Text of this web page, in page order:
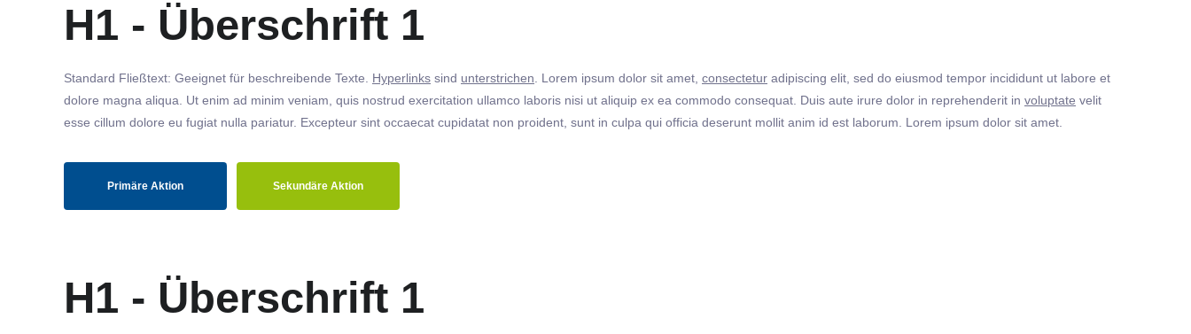
H1 - Überschrift 1
Standard Fließtext: Geeignet für beschreibende Texte. Hyperlinks sind unterstrichen. Lorem ipsum dolor sit amet, consectetur adipiscing elit, sed do eiusmod tempor incididunt ut labore et
dolore magna aliqua. Ut enim ad minim veniam, quis nostrud exercitation ullamco laboris nisi ut aliquip ex ea commodo consequat. Duis aute irure dolor in reprehenderit in voluptate velit
esse cillum dolore eu fugiat nulla pariatur. Excepteur sint occaecat cupidatat non proident, sunt in culpa qui officia deserunt mollit anim id est laborum. Lorem ipsum dolor sit amet.
Primäre Aktion Sekundäre Aktion
H1 - Überschrift 1